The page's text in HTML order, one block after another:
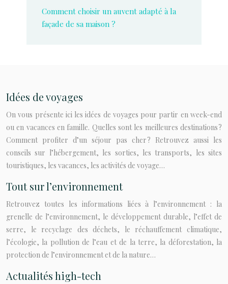
Comment choisir un auvent adapté à la
façade de sa maison ?
Idées de voyages
On vous présente ici les idées de voyages pour partir en week-end
ou en vacances en famille. Quelles sont les meilleures destinations ?
Comment profiter d’un séjour pas cher ? Retrouvez aussi les
conseils sur l’hébergement, les sorties, les transports, les sites
touristiques, les vacances, les activités de voyage…
Tout sur l’environnement
Retrouvez toutes les informations liées à l’environnement : la
grenelle de l’environnement, le développement durable, l’effet de
serre, le recyclage des déchets, le réchauffement climatique,
l’écologie, la pollution de l’eau et de la terre, la déforestation, la
protection de l’environnement et de la nature…
Actualités high-tech